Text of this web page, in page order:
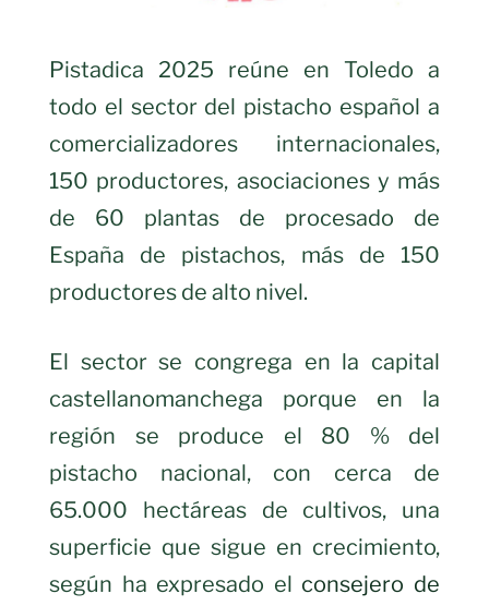
Pistadica 2025 reúne en Toledo a
todo el sector del pistacho español a
comercializadores internacionales,
150 productores, asociaciones y más
de 60 plantas de procesado de
España de pistachos, más de 150
productores de alto nivel.
El sector se congrega en la capital
castellanomanchega porque en la
región se produce el 80 % del
pistacho nacional, con cerca de
65.000 hectáreas de cultivos, una
superficie que sigue en crecimiento,
según ha expresado el consejero de